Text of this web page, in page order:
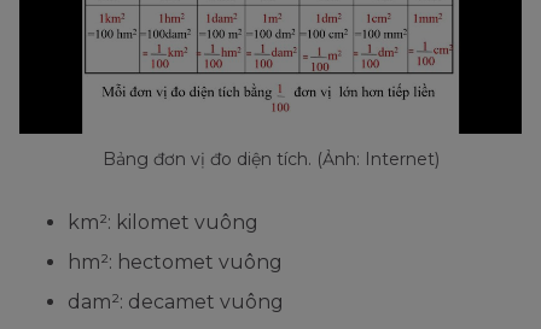
Bảng đơn vị đo diện tích. (Ảnh: Internet)
km²: kilomet vuông
hm²: hectomet vuông
dam²: decamet vuông